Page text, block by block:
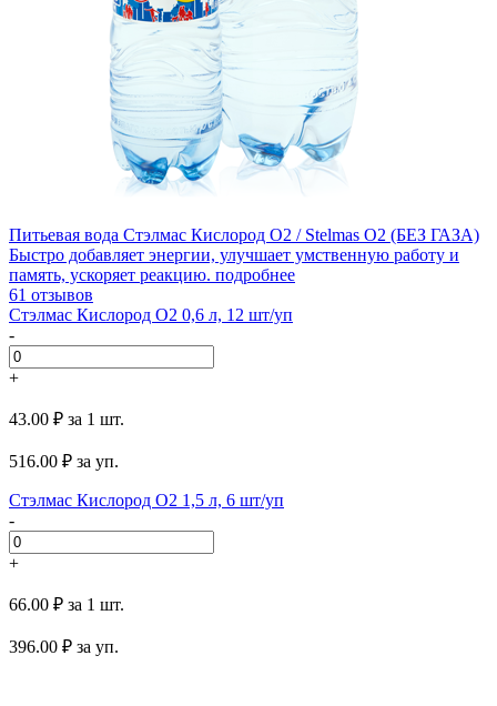
Питьевая вода Стэлмас Кислород О2 / Stelmas O2 (БЕЗ ГАЗА)
Быстро добавляет энергии, улучшает умственную работу и
память, ускоряет реакцию. подробнее
61 отзывов
Стэлмас Кислород О2 0,6 л, 12 шт/уп
-
+
43.00 ₽ за 1 шт.
516.00 ₽ за уп.
Стэлмас Кислород O2 1,5 л, 6 шт/уп
-
+
66.00 ₽ за 1 шт.
396.00 ₽ за уп.